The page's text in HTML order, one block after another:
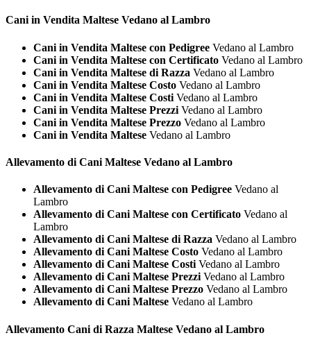
Cani in Vendita Maltese Vedano al Lambro
Cani in Vendita Maltese con Pedigree Vedano al Lambro
Cani in Vendita Maltese con Certificato Vedano al Lambro
Cani in Vendita Maltese di Razza Vedano al Lambro
Cani in Vendita Maltese Costo Vedano al Lambro
Cani in Vendita Maltese Costi Vedano al Lambro
Cani in Vendita Maltese Prezzi Vedano al Lambro
Cani in Vendita Maltese Prezzo Vedano al Lambro
Cani in Vendita Maltese Vedano al Lambro
Allevamento di Cani Maltese Vedano al Lambro
Allevamento di Cani Maltese con Pedigree Vedano al
Lambro
Allevamento di Cani Maltese con Certificato Vedano al
Lambro
Allevamento di Cani Maltese di Razza Vedano al Lambro
Allevamento di Cani Maltese Costo Vedano al Lambro
Allevamento di Cani Maltese Costi Vedano al Lambro
Allevamento di Cani Maltese Prezzi Vedano al Lambro
Allevamento di Cani Maltese Prezzo Vedano al Lambro
Allevamento di Cani Maltese Vedano al Lambro
Allevamento Cani di Razza Maltese Vedano al Lambro